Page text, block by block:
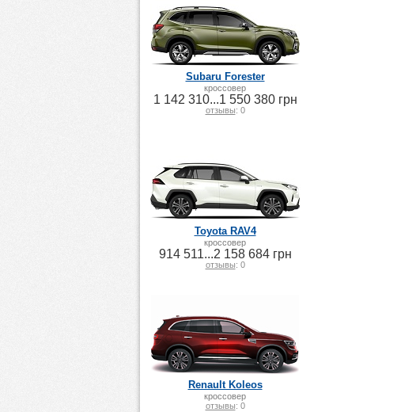
Subaru Forester
кроссовер
1 142 310...1 550 380 грн
отзывы: 0
Toyota RAV4
кроссовер
914 511...2 158 684 грн
отзывы: 0
Renault Koleos
кроссовер
отзывы: 0